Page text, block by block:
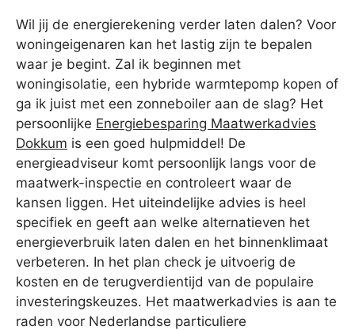
Wil jij de energierekening verder laten dalen? Voor
woningeigenaren kan het lastig zijn te bepalen
waar je begint. Zal ik beginnen met
woningisolatie, een hybride warmtepomp kopen of
ga ik juist met een zonneboiler aan de slag? Het
persoonlijke Energiebesparing Maatwerkadvies
Dokkum is een goed hulpmiddel! De
energieadviseur komt persoonlijk langs voor de
maatwerk-inspectie en controleert waar de
kansen liggen. Het uiteindelijke advies is heel
specifiek en geeft aan welke alternatieven het
energieverbruik laten dalen en het binnenklimaat
verbeteren. In het plan check je uitvoerig de
kosten en de terugverdientijd van de populaire
investeringskeuzes. Het maatwerkadvies is aan te
raden voor Nederlandse particuliere